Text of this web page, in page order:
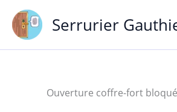
contenu
Serrurier
Ouverture coffre-fort bloqué